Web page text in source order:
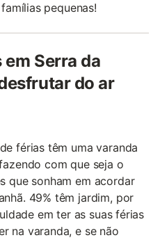
pequenas!
Serra da
do ar
férias têm uma varanda
com que seja o
que sonham em acordar
49% têm jardim, por
em ter as suas férias
na varanda, e se não